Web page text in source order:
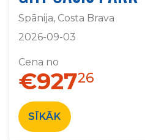
Spānija, Costa Brava
2026-09-03
Cena no
€92726
SĪKĀK